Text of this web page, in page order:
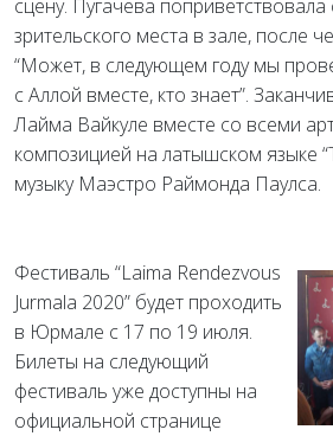
сцену. Пугачева
зрительского места в зале, после
“Может, в следующем году мы
с Аллой вместе, кто знает”.
Лайма Вайкуле вместе со всеми
композицией на латышском языке
музыку Маэстро Раймонда Паулса.
Фестиваль “Laima Rendezvous
Jurmala 2020” будет проходить
в Юрмале с 17 по 19 июля.
Билеты на следующий
фестиваль уже доступны на
официальной странице